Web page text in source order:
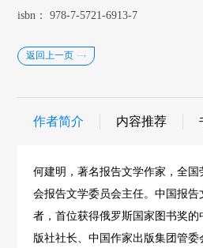
isbn：
978-7-5721-6913-7
返回上一页
作者简介 内容推荐
何建明，著名报告文学作家，全
会报告文学委员会主任。中国报
者，首位获得俄罗斯国家图书奖的
版社社长、中国作家出版集团管